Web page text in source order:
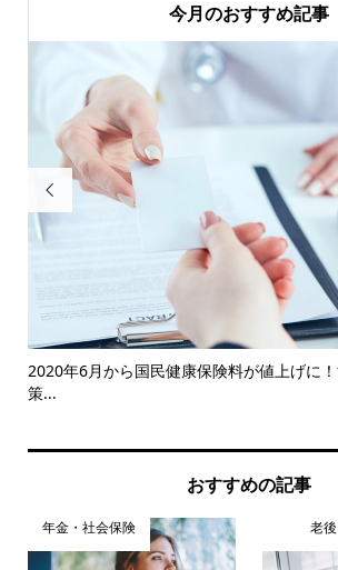
今月のおすすめ記事

2020年6月から国民健康保険料が値上げに
策...
おすすめの記事
年金・社会保険 老後